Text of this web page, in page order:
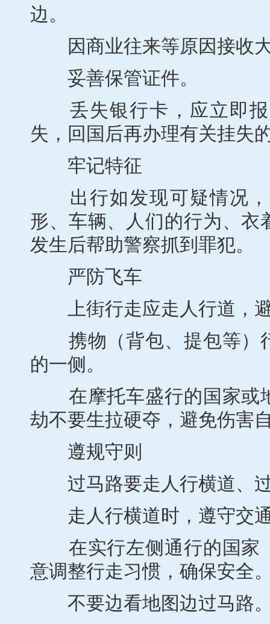
边。
因商业往来等原因接收大
妥善保管证件。
丢失银行卡，应立即报
失，回国后再办理有关挂失
牢记特征
出行如发现可疑情况，
形、车辆、人们的行为、衣
发生后帮助警察抓到罪犯。
严防飞车
上街行走应走人行道，避
携物（背包、提包等）
的一侧。
在摩托车盛行的国家或
劫不要生拉硬夺，避免伤害
遵规守则
过马路要走人行横道、过
走人行横道时，遵守交通
在实行左侧通行的国家
意调整行走习惯，确保安全
不要边看地图边过马路